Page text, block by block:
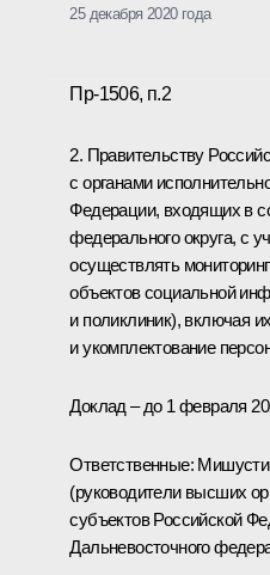
25 декабря 2020 года
Пр-1506, п.2
2. Правительству
с органами
Федерации, входящих в
федерального округа, с
осуществлять
объектов социальной
и поликлиник), включая
и укомплектование
Доклад – до 1 февраля
Ответственные:
(руководители высших
субъектов Российской
Дальневосточного